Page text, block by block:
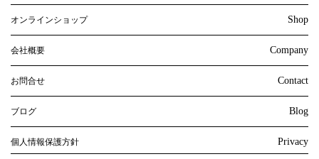
オンラインショップ Shop
会社概要 Company
お問合せ Contact
ブログ Blog
個人情報保護方針 Privacy